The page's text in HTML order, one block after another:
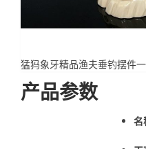
猛犸象牙精品渔夫垂钓摆件
产品参数
名